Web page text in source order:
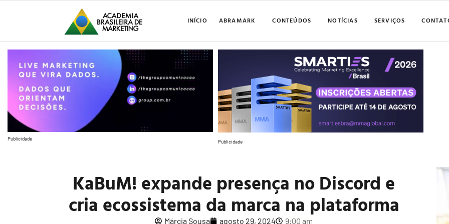
INÍCIO ABRAMARK CONTEÚDOS NOTÍCIAS SERVIÇOS
Publicidade Publicidade
KaBuM! expande presença no Discord e
cria ecossistema da marca na plataforma
Márcia Sousa agosto 29, 2024 9:00 am